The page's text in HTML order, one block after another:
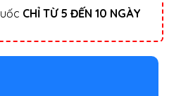
CHỈ TỪ 5 ĐẾN 10 NGÀY